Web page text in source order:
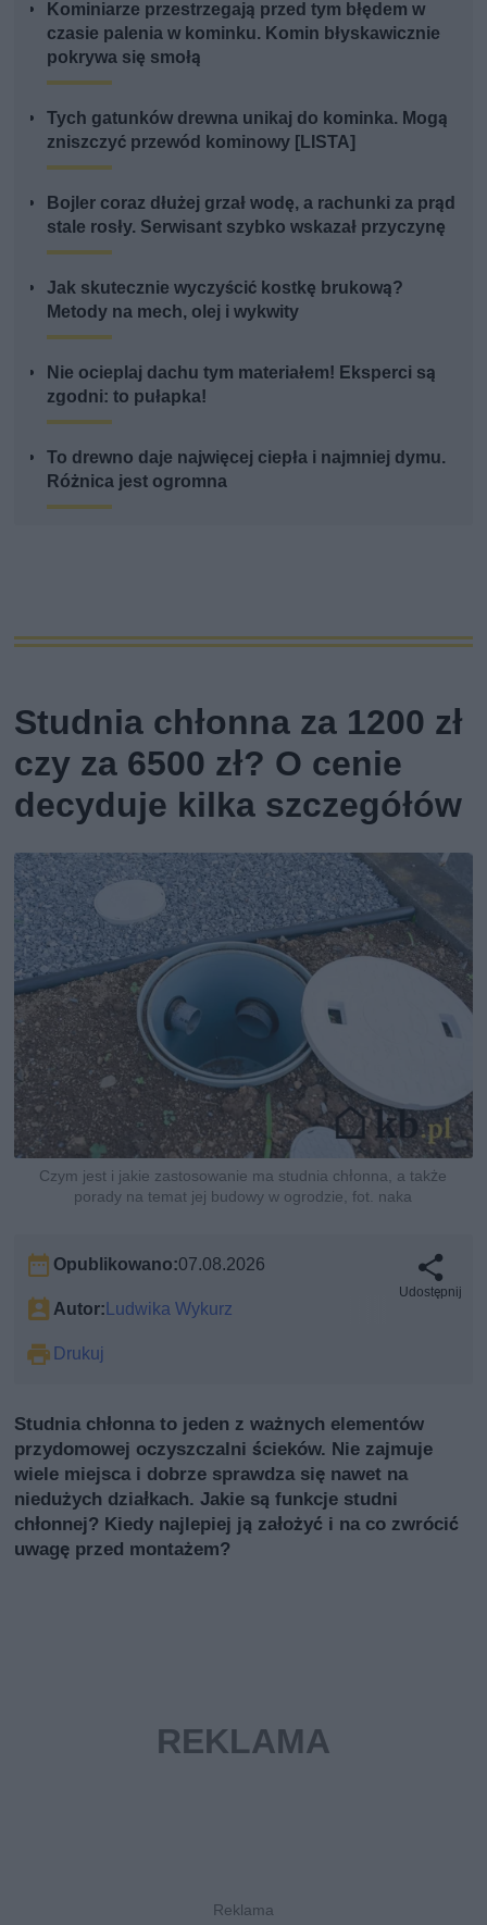
Kominiarze przestrzegają przed tym błędem w
czasie palenia w kominku. Komin błyskawicznie
pokrywa się smołą
Tych gatunków drewna unikaj do kominka. Mogą
zniszczyć przewód kominowy [LISTA]
Bojler coraz dłużej grzał wodę, a rachunki za prąd
stale rosły. Serwisant szybko wskazał przyczynę
Jak skutecznie wyczyścić kostkę brukową?
Metody na mech, olej i wykwity
Nie ocieplaj dachu tym materiałem! Eksperci są
zgodni: to pułapka!
To drewno daje najwięcej ciepła i najmniej dymu.
Różnica jest ogromna
Studnia chłonna za 1200 zł
czy za 6500 zł? O cenie
decyduje kilka szczegółów
Czym jest i jakie zastosowanie ma studnia chłonna, a także
porady na temat jej budowy w ogrodzie, fot. naka
Opublikowano:07.08.2026
Autor:Ludwika Wykurz
Drukuj
Udostępnij
Studnia chłonna to jeden z ważnych elementów
przydomowej oczyszczalni ścieków. Nie zajmuje
wiele miejsca i dobrze sprawdza się nawet na
niedużych działkach. Jakie są funkcje studni
chłonnej? Kiedy najlepiej ją założyć i na co zwrócić
uwagę przed montażem?